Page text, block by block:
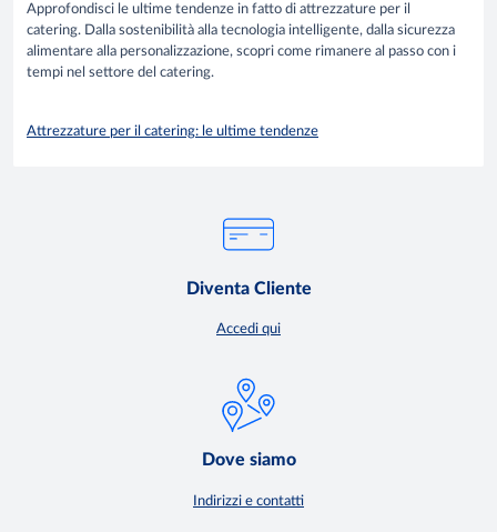
Approfondisci le ultime tendenze in fatto di attrezzature per il
catering. Dalla sostenibilità alla tecnologia intelligente, dalla sicurezza
alimentare alla personalizzazione, scopri come rimanere al passo con i
tempi nel settore del catering.
Attrezzature per il catering: le ultime tendenze
Diventa Cliente
Accedi qui
Dove siamo
Indirizzi e contatti